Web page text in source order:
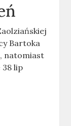
Bartoka
natomiast
38 lip